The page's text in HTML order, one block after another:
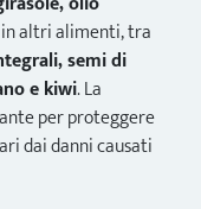
altri alimenti, tra
semi di
e kiwi. La
per proteggere
dai danni causati